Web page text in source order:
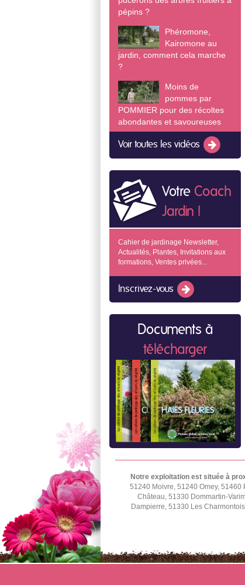
pépins ?
Phéromone,
Kairomone au
jardin, comment cela marche
?
Moins de
pommes par
POMMIER pour des récoltes
abondantes et savoureuses
Voir toutes les vidéos
Votre Coach
Jardin !
Cahier de jardinage Newsletter,
Actualités, Plantes, Invitations aux
formations, Ventes privées...
Inscrivez-vous
Documents à
télécharger
Notre exploitation est située à
51240 Moivre, 51240 Omey,
Château, 51330 Dommartin-
Dampierre, 51330 Les